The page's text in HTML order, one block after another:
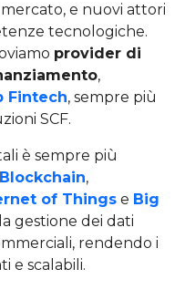
e nuovi attori
tecnologiche.
provider di
,
Fintech, sempre più
SCF.
è sempre più
Blockchain,
of Things e Big
gestione dei dati
rendendo i
e scalabili.